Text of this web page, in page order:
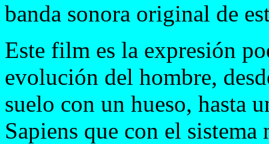
banda sonora original de
Este film es la expresión
evolución del hombre,
suelo con un hueso, hasta
Sapiens que con el